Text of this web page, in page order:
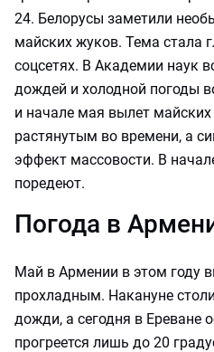
24. Белорусы заметили
майских жуков. Тема стала
соцсетях. В Академии наук
дождей и холодной погоды
и начале мая вылет
растянутым во времени, а
эффект массовости. В
поредеют.
Погода в
Май в Армении в этом году
прохладным. Накануне
дожди, а сегодня в Ереване
прогреется лишь до 20